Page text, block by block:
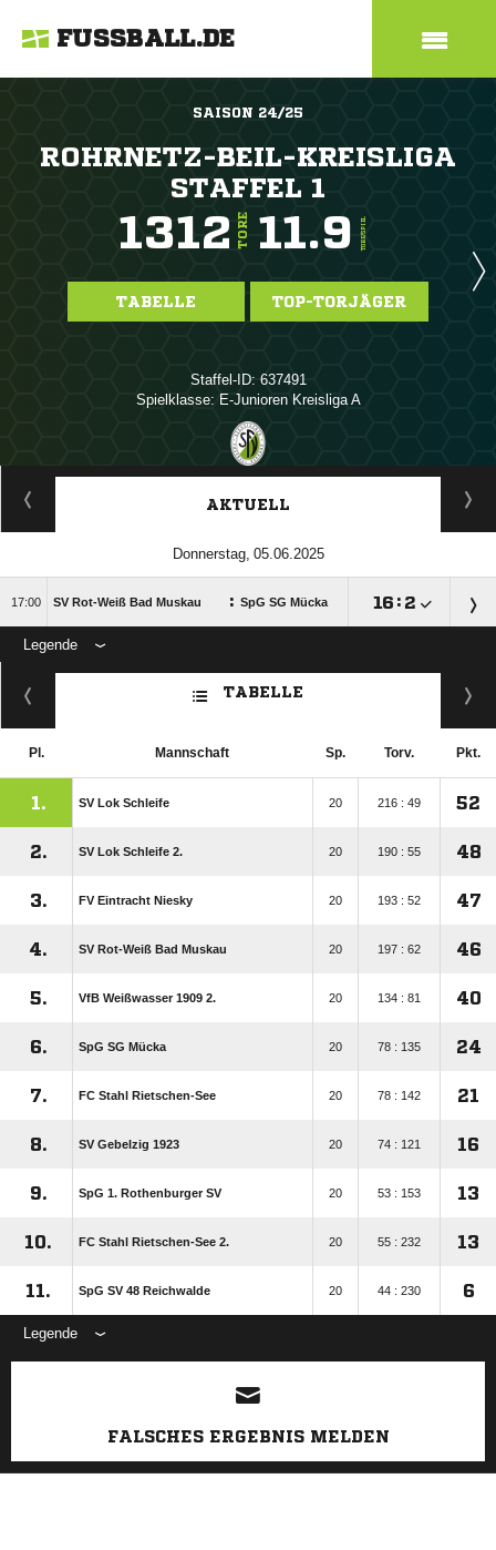
FUSSBALL.DE
SAISON 24/25
ROHRNETZ-BEIL-KREISLIGA
STAFFEL 1
1312 TORE 11.9 TORE/SPIEL
TABELLE TOP-TORJÄGER
Staffel-ID: 637491
Spielklasse: E-Junioren Kreisliga A
ANZEIGE
AKTUELL
 
 SV Rot-Weiß Bad Muskau : SpG SG Mücka  : 
Legende
ANZEIGE
TABELLE
Pl. Mannschaft Sp. Torv. Pkt.
1. SV Lok Schleife 20 216 : 49 52
2. SV Lok Schleife 2. 20 190 : 55 48
3. FV Eintracht Niesky 20 193 : 52 47
4. SV Rot-Weiß Bad Muskau 20 197 : 62 46
5. VfB Weißwasser 1909 2. 20 134 : 81 40
6. SpG SG Mücka 20 78 : 135 24
7. FC Stahl Rietschen-See 20 78 : 142 21
8. SV Gebelzig 1923 20 74 : 121 16
9. SpG 1. Rothenburger SV 20 53 : 153 13
10. FC Stahl Rietschen-See 2. 20 55 : 232 13
11. SpG SV 48 Reichwalde 20 44 : 230 6
Legende
ANZEIGE
FALSCHES ERGEBNIS MELDEN